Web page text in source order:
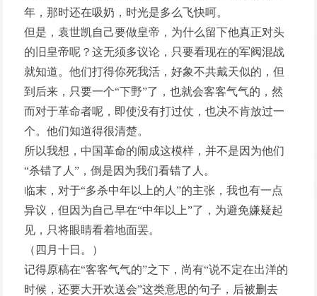
年，那时还在吸奶，时光是多么飞快呵。
但是，袁世凯自己要做皇帝，为什么留下他真正对头
的旧皇帝呢？这无须多议论，只要看现在的军阀混战
就知道。他们打得你死我活，好象不共戴天似的，但
到后来，只要一个“下野”了，也就会客客气气的，然
而对于革命者呢，即使没有打过仗，也决不肯放过一
个。他们知道得很清楚。
所以我想，中国革命的闹成这模样，并不是因为他们
“杀错了人”，倒是因为我们看错了人。
临末，对于“多杀中年以上的人”的主张，我也有一点
异议，但因为自己早在“中年以上”了，为避免嫌疑起
见，只将眼睛看着地面罢。
（四月十日。）
记得原稿在“客客气气的”之下，尚有“说不定在出洋的
时候，还要大开欢送会”这类意思的句子，后被删去